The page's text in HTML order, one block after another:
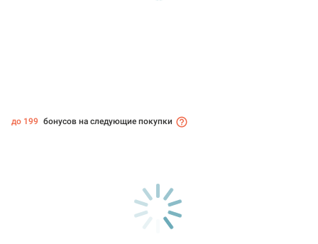
до 199 бонусов на следующие покупки